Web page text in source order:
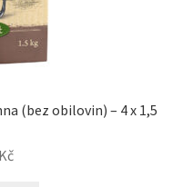
(bez obilovin) – 4 x 1,5
Kč